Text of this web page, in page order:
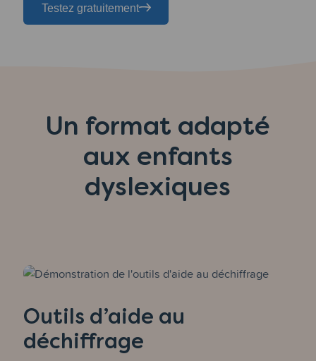
Testez gratuitement
Un format adapté
aux enfants
dyslexiques
Outils d’aide au
déchiffrage